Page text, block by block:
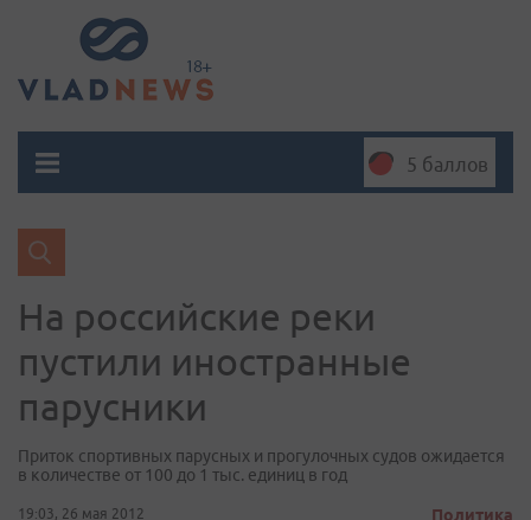
5 баллов
На российские реки
пустили иностранные
парусники
Приток спортивных парусных и прогулочных судов ожидается
в количестве от 100 до 1 тыс. единиц в год
19:03, 26 мая 2012 Политика